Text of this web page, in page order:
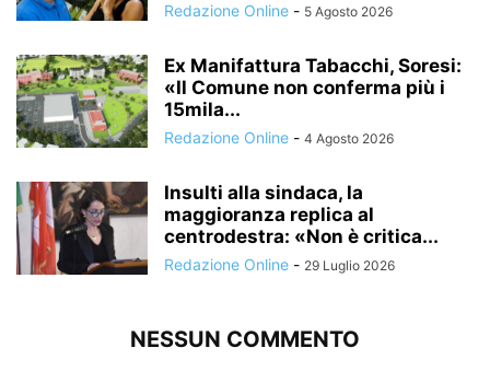
Redazione Online - 5 Agosto 2026
Ex Manifattura Tabacchi, Soresi:
«Il Comune non conferma più i
15mila...
Redazione Online - 4 Agosto 2026
Insulti alla sindaca, la
maggioranza replica al
centrodestra: «Non è critica...
Redazione Online - 29 Luglio 2026
NESSUN COMMENTO